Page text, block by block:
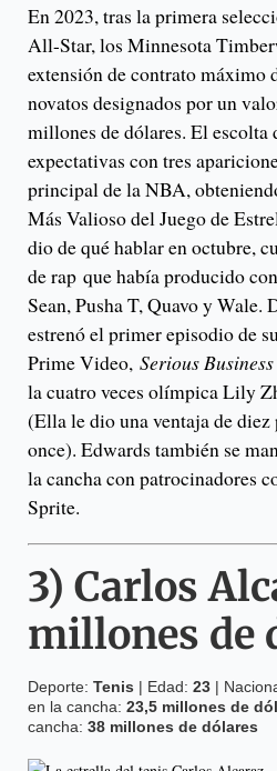
En 2023, tras la primera
All-Star, los Minnesota
extensión de contrato máximo
novatos designados por un
millones de dólares. El escolta
expectativas con tres
principal de la NBA,
Más Valioso del Juego de
dio de qué hablar en octubre,
de rap que había producido
Sean, Pusha T, Quavo y Wale.
estrenó el primer episodio de
Prime Video, Serious Business
la cuatro veces olímpica Lily
(Ella le dio una ventaja de diez
once). Edwards también se
la cancha con patrocinadores
Sprite.
3) Carlos
millones de
Deporte: Tenis | Edad: 23 |
en la cancha: 23,5 millones de
cancha: 38 millones de dólares